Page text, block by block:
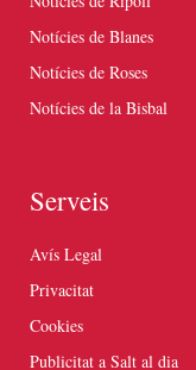
Notícies de Blanes
Notícies de Roses
Notícies de la Bisbal
Serveis
Avís Legal
Privacitat
Cookies
Publicitat a Salt al dia